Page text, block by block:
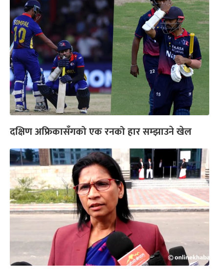
दक्षिण अफ्रिकासँगको एक रनको हार सम्झाउने खेल